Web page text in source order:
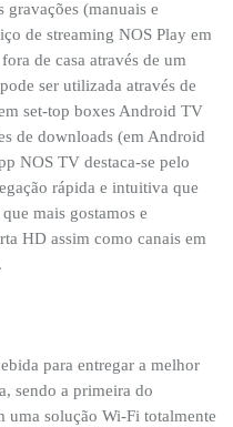
gravações (manuais e
de streaming NOS Play em
de casa através de um
ser utilizada através de
set-top boxes Android TV
de downloads (em Android
NOS TV destaca-se pelo
rápida e intuitiva que
mais gostamos e
HD assim como canais em
para entregar a melhor
sendo a primeira do
uma solução Wi-Fi totalmente